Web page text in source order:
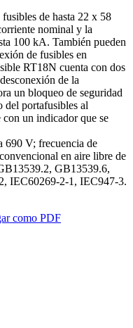
de hasta 22 x 58
nominal y la
100 kA. También pueden
de fusibles en
RT18N cuenta con dos
de la
un bloqueo de seguridad
del portafusibles al
con un indicador que se
690 V; frecuencia de
en aire libre de
GB13539.6,
IEC60269-2-1, IEC947-3.
como PDF